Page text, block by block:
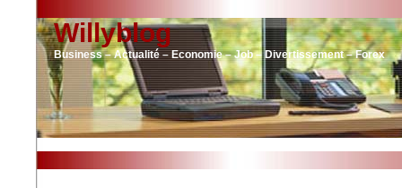
Willyblog
Business – Actualité – Economie – Job – Divertissement – Forex